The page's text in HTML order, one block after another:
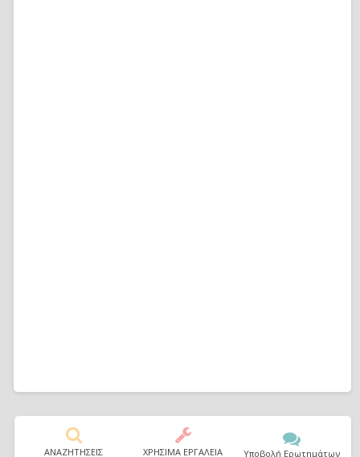
ΑΝΑΖΗΤΗΣΕΙΣ ΧΡΗΣΙΜΑ ΕΡΓΑΛΕΙΑ Υποβολή Ερωτημάτων